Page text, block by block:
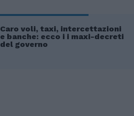
Caro voli, taxi, intercettazioni
e banche: ecco i i maxi-decreti
del governo